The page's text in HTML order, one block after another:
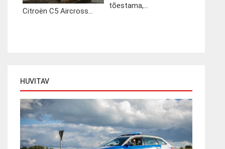
Citroën C5 Aircross...
tõestama,...
HUVITAV